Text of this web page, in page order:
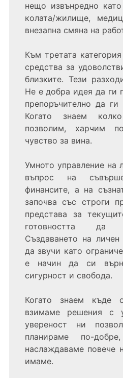
нещо извънредно
колата/жилище,
внезапна смяна на
Към третата
средства за
близките. Тези
Не е добра идея да ги
препоръчително да
Когато знаем
позволим, харчим
чувство за вина.
Умното управление на
въпрос на
финансите, а на
започва със строги
представа за
готовността да
Създаването на
да звучи като
е начин да си
сигурност и свобода.
Когато знаем къде
взимаме решения с
увереност ни
планираме по-
наслаждаваме повече
имаме.